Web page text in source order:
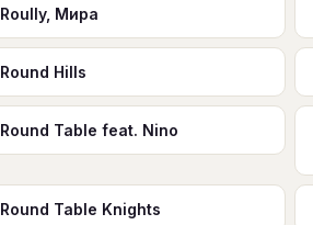
Roully, Мира
Round Hills
Round Table feat. Nino
Round Table Knights